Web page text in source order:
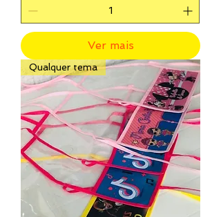
Ver mais
Qualquer tema